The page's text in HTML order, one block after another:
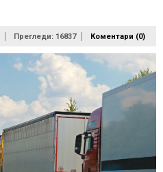
Прегледи: 16837 Коментари (0)